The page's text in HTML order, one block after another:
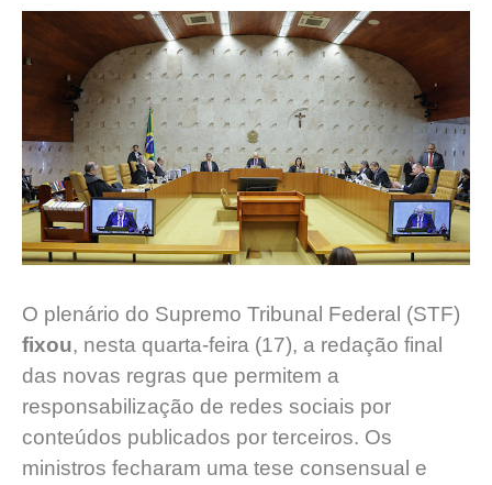
O plenário do Supremo Tribunal Federal (STF)
fixou, nesta quarta-feira (17), a redação final
das novas regras que permitem a
responsabilização de redes sociais por
conteúdos publicados por terceiros. Os
ministros fecharam uma tese consensual e